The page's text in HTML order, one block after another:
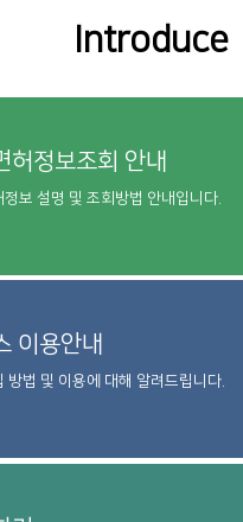
Introduce
허정보조회 안내
정보 설명 및 조회방법 안내입니다.
이용안내
방법 및 이용에 대해 알려드립니다.